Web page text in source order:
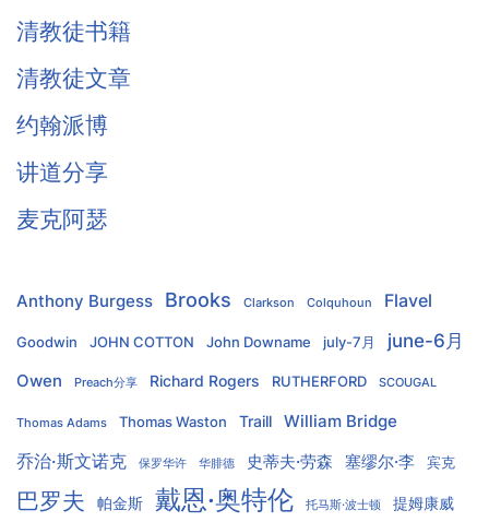
清教徒书籍
清教徒文章
约翰派博
讲道分享
麦克阿瑟
Anthony Burgess Brooks Clarkson Colquhoun Flavel
Goodwin JOHN COTTON John Downame july-7月 june-6月
Owen Preach分享 Richard Rogers RUTHERFORD SCOUGAL
Thomas Adams Thomas Waston Traill William Bridge
乔治·斯文诺克 保罗华许 华腓德 史蒂夫·劳森 塞缪尔·李 宾克
巴罗夫 帕金斯 戴恩·奥特伦 托马斯·波士顿 提姆康威